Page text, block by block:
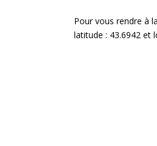
Pour vous rendre à
latitude : 43.6942 et